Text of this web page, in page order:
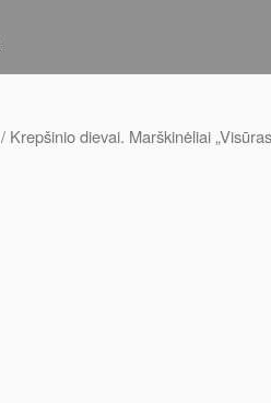
/ Krepšinio dievai. Marškinėliai